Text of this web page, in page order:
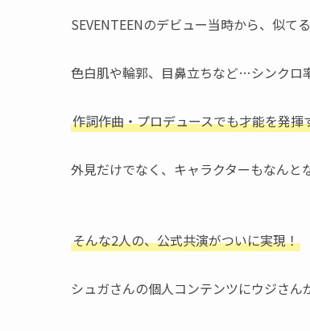
SEVENTEENのデビュー当時から、似て
色白肌や輪郭、目鼻立ちなど…シンクロ
作詞作曲・プロデュースでも才能を発
外見だけでなく、キャラクターもなんと
そんな2人の、公式共演がついに実現！
シュガさんの個人コンテンツにウジさん